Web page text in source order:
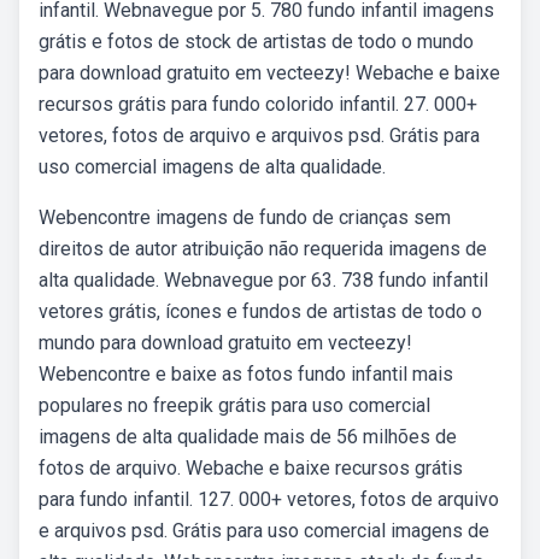
infantil. Webnavegue por 5. 780 fundo infantil imagens
grátis e fotos de stock de artistas de todo o mundo
para download gratuito em vecteezy! Webache e baixe
recursos grátis para fundo colorido infantil. 27. 000+
vetores, fotos de arquivo e arquivos psd. Grátis para
uso comercial imagens de alta qualidade.
Webencontre imagens de fundo de crianças sem
direitos de autor atribuição não requerida imagens de
alta qualidade. Webnavegue por 63. 738 fundo infantil
vetores grátis, ícones e fundos de artistas de todo o
mundo para download gratuito em vecteezy!
Webencontre e baixe as fotos fundo infantil mais
populares no freepik grátis para uso comercial
imagens de alta qualidade mais de 56 milhões de
fotos de arquivo. Webache e baixe recursos grátis
para fundo infantil. 127. 000+ vetores, fotos de arquivo
e arquivos psd. Grátis para uso comercial imagens de